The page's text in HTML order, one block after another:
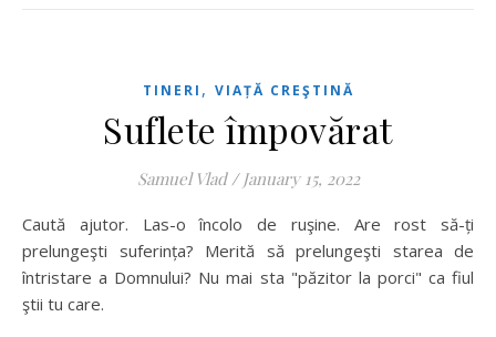
TINERI , VIAȚĂ CREŞTINĂ
Suflete împovărat
Samuel Vlad / January 15, 2022
Caută ajutor. Las-o încolo de ruşine. Are rost să-ți
prelungeşti suferința? Merită să prelungeşti starea de
întristare a Domnului? Nu mai sta "păzitor la porci" ca fiul
ştii tu care.